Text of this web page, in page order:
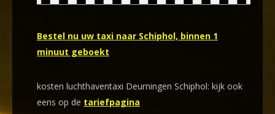
Bestel nu uw taxi naar Schiphol, binnen 1
minuut geboekt
kosten luchthaventaxi Deurningen Schiphol: kijk ook
eens op de tariefpagina